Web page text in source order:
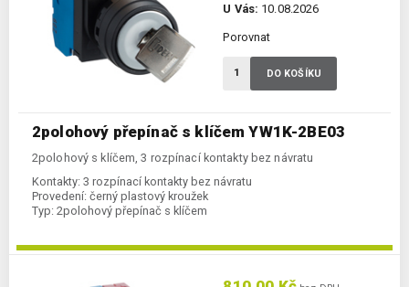
2polohový přepínač s klíčem YW1K-2BE03
2polohový s klíčem, 3 rozpínací kontakty bez návratu
Kontakty: 3 rozpínací kontakty bez návratu
Provedení: černý plastový kroužek
Typ: 2polohový přepínač s klíčem
U Vás: 10.08.2026
Porovnat
DO KOŠÍKU